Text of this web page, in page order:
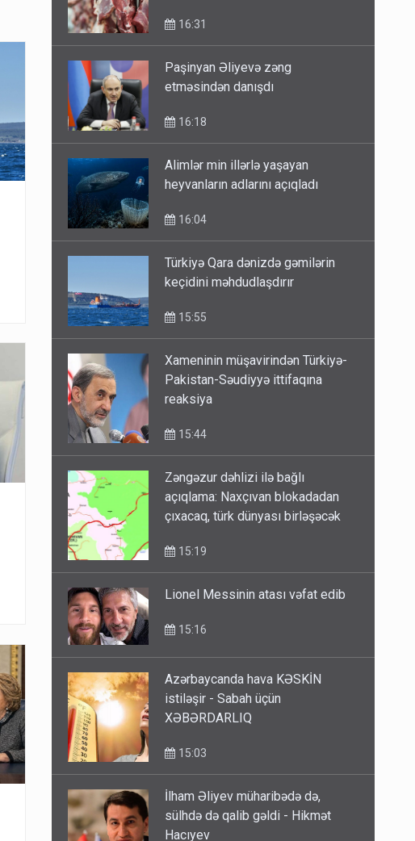
Paşinyan Əliyevə zəng
Alimlər min illərlə yaşayan
Türkiyə Qara dənizdə gəmilərin
Xameninin müşavirindən Türkiyə-
Pakistan-Səudiyyə ittifaqına
Zəngəzur dəhlizi ilə bağlı
açıqlama: Naxçıvan blokadadan
Azərbaycanda hava KƏSKİN
istiləşir - Sabah üçün
İlham Əliyev müharibədə də,
sülhdə də qalib gəldi - Hikmət